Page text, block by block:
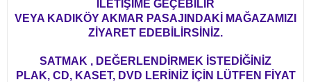
İLETİŞİME GEÇEBİLİR
VEYA KADIKÖY AKMAR PASAJINDAKİ MAĞAZAMIZI
ZİYARET EDEBİLİRSİNİZ.
SATMAK , DEĞERLENDİRMEK İSTEDİĞİNİZ
PLAK, CD, KASET, DVD LERİNİZ İÇİN LÜTFEN FİYAT